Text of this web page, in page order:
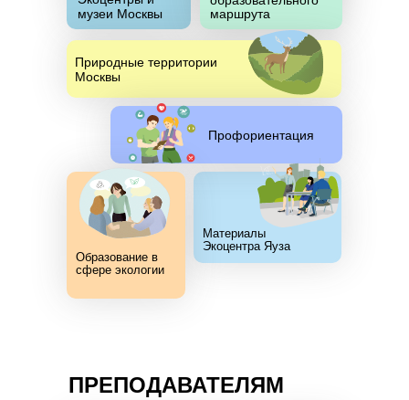
музеи Москвы
Природные территории
Москвы
Профориентация
Образование в
сфере экологии
Материалы
Экоцентра Яуза
маршрута
ПРЕПОДАВАТЕЛЯМ